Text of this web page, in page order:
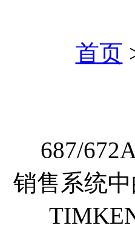
首页
687/672A
销售系统